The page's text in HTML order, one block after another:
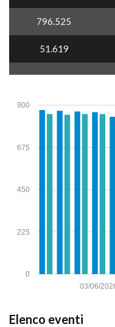
796.525
51.619
0
225
450
675
900
03/06/
Elenco eventi